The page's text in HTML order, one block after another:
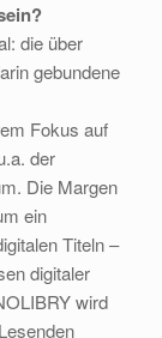
die über
gebundene
Fokus auf
der
Die Margen
ein
Titeln –
digitaler
wird